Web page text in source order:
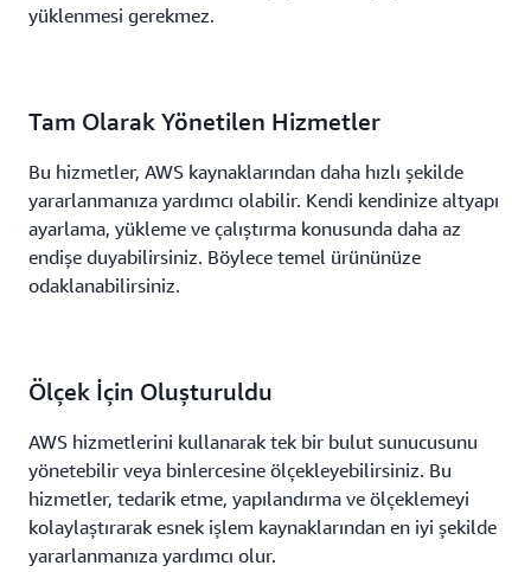
yüklenmesi gerekmez.
Tam Olarak Yönetilen Hizmetler
Bu hizmetler, AWS kaynaklarından daha hızlı şekilde
yararlanmanıza yardımcı olabilir. Kendi kendinize altyapı
ayarlama, yükleme ve çalıştırma konusunda daha az
endişe duyabilirsiniz. Böylece temel ürününüze
odaklanabilirsiniz.
Ölçek İçin Oluşturuldu
AWS hizmetlerini kullanarak tek bir bulut sunucusunu
yönetebilir veya binlercesine ölçekleyebilirsiniz. Bu
hizmetler, tedarik etme, yapılandırma ve ölçeklemeyi
kolaylaştırarak esnek işlem kaynaklarından en iyi şekilde
yararlanmanıza yardımcı olur.